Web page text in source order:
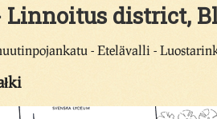
Linnoitus district,
- Etelävalli -